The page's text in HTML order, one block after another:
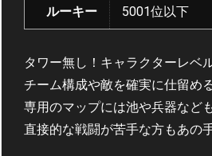
ルーキー 5001位以下
タワー無し！キャラクターレベ
チーム構成や敵を確実に仕留め
専用のマップには池や兵器など
直接的な戦闘が苦手な方もあの